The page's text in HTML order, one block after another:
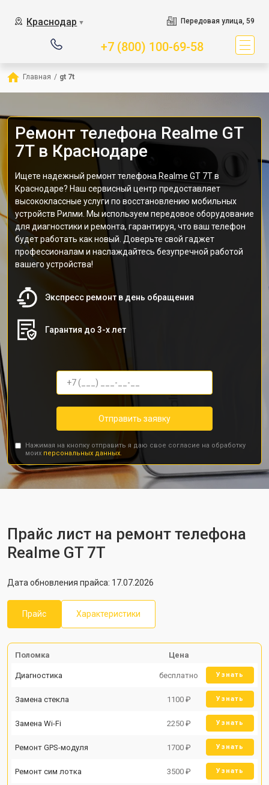
Краснодар ▼ Передовая улица, 59
+7 (800) 100-69-58
Главная / gt 7t
Ремонт телефона Realme GT
7T в Краснодаре
Ищете надежный ремонт телефона Realme GT 7T в
Краснодаре? Наш сервисный центр предоставляет
высококлассные услуги по восстановлению мобильных
устройств Рилми. Мы используем передовое оборудование
для диагностики и ремонта, гарантируя, что ваш телефон
будет работать как новый. Доверьте свой гаджет
профессионалам и наслаждайтесь безупречной работой
вашего устройства!
Экспресс ремонт в день обращения
Гарантия до 3-х лет
Отправить заявку
Нажимая на кнопку отправить я даю свое согласие на обработку
моих персональных данных.
Прайс лист на ремонт телефона
Realme GT 7T
Дата обновления прайса: 17.07.2026
Прайс Характеристики
Поломка Цена
Диагностика бесплатно Узнать
Замена стекла 1100 ₽ Узнать
Замена Wi-Fi 2250 ₽ Узнать
Ремонт GPS-модуля 1700 ₽ Узнать
Ремонт сим лотка 3500 ₽ Узнать